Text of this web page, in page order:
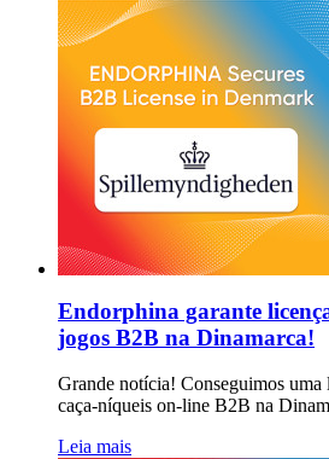
Endorphina garante
jogos B2B na Dinamarca!
Grande notícia! Conseguimos
caça-níqueis on-line B2B na
Leia mais